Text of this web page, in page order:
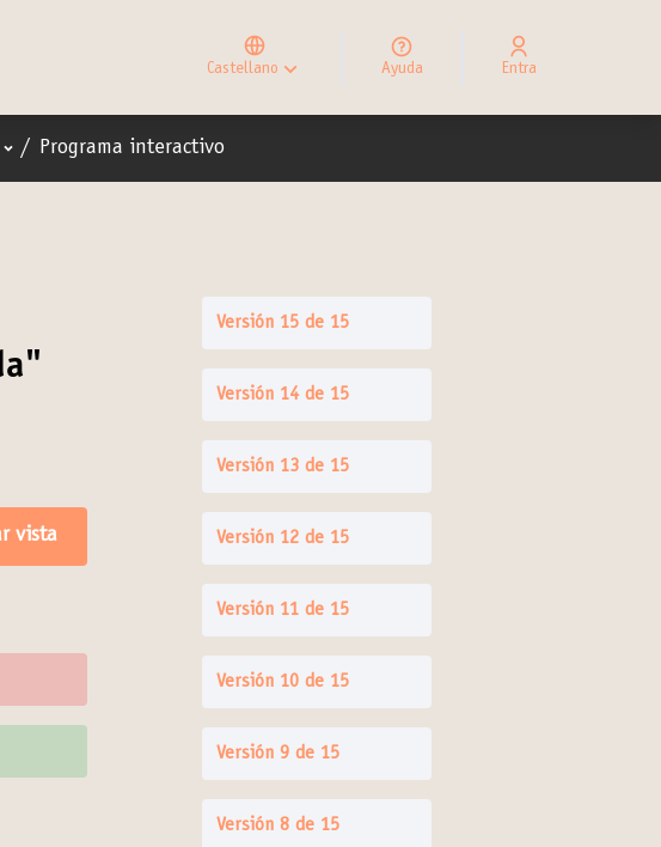
Castellano
Elegir el idioma
Choose language
Ayuda Entra
Menú de usuario
/ Programa interactivo
vista
Versión 15 de 15
Versión 14 de 15
Versión 13 de 15
Versión 12 de 15
Versión 11 de 15
Versión 10 de 15
Versión 9 de 15
Versión 8 de 15